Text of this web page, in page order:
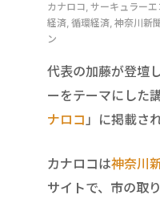
カナロコ, サーキュラー
経済, 循環経済, 神奈川新
ン
代表の加藤が登壇
ーをテーマにした
ナロコ」に掲載さ
カナロコは神奈川
サイトで、市の取